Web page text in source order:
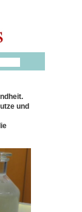
und